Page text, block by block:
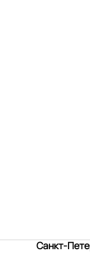
Санкт-